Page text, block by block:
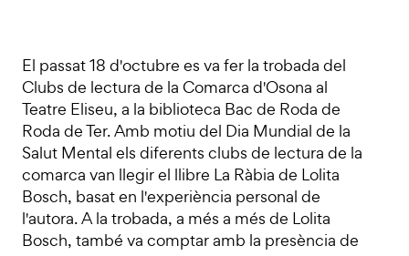
El passat 18 d'octubre es va fer la trobada del
Clubs de lectura de la Comarca d'Osona al
Teatre Eliseu, a la biblioteca Bac de Roda de
Roda de Ter. Amb motiu del Dia Mundial de la
Salut Mental els diferents clubs de lectura de la
comarca van llegir el llibre La Ràbia de Lolita
Bosch, basat en l'experiència personal de
l'autora. A la trobada, a més a més de Lolita
Bosch, també va comptar amb la presència de